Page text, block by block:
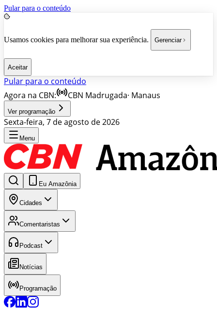
Pular para o conteúdo
Usamos cookies para melhorar sua experiência. Gerenciar
Aceitar
Pular para o conteúdo
Agora na CBN:
CBN Madrugada· Manaus
Ver programação
Sexta-feira, 7 de agosto de 2026
Menu
Eu Amazônia
Cidades
Comentaristas
Podcast
Notícias
Programação